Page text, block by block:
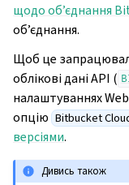
щодо об’єднання
об’єднання.
Щоб це
облікові дані API (
налаштуваннях
опцію Bitbucket
версіями.
Дивись також